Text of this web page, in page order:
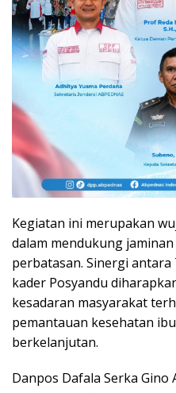
Kegiatan ini merupakan
dalam mendukung
perbatasan. Sinergi
kader Posyandu
kesadaran masyarakat
pemantauan kesehatan
berkelanjutan.
Danpos Dafala Serka